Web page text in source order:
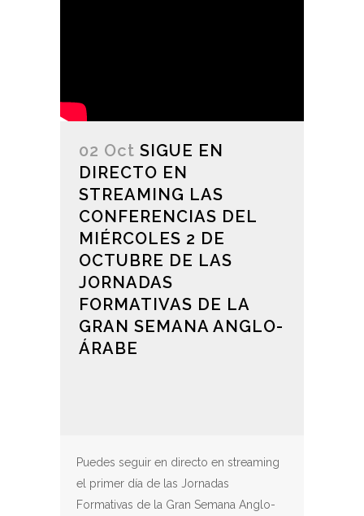
02 Oct SIGUE EN
DIRECTO EN
STREAMING LAS
CONFERENCIAS DEL
MIÉRCOLES 2 DE
OCTUBRE DE LAS
JORNADAS
FORMATIVAS DE LA
GRAN SEMANA ANGLO-
ÁRABE
Puedes seguir en directo en streaming
el primer día de las Jornadas
Formativas de la Gran Semana Anglo-